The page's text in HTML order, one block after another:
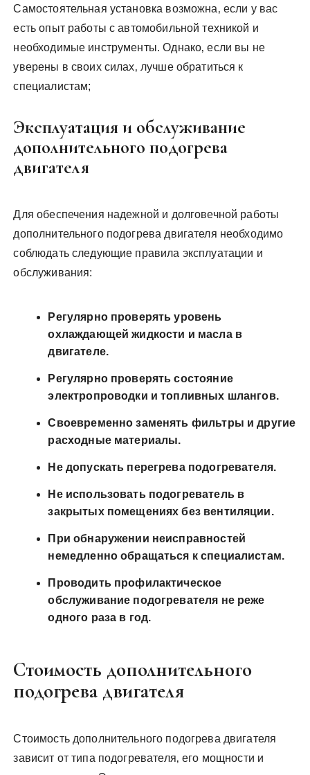
Самостоятельная установка возможна‚ если у вас
есть опыт работы с автомобильной техникой и
необходимые инструменты. Однако‚ если вы не
уверены в своих силах‚ лучше обратиться к
специалистам;
Эксплуатация и обслуживание
дополнительного подогрева
двигателя
Для обеспечения надежной и долговечной работы
дополнительного подогрева двигателя необходимо
соблюдать следующие правила эксплуатации и
обслуживания:
Регулярно проверять уровень
охлаждающей жидкости и масла в
двигателе.
Регулярно проверять состояние
электропроводки и топливных шлангов.
Своевременно заменять фильтры и другие
расходные материалы.
Не допускать перегрева подогревателя.
Не использовать подогреватель в
закрытых помещениях без вентиляции.
При обнаружении неисправностей
немедленно обращаться к специалистам.
Проводить профилактическое
обслуживание подогревателя не реже
одного раза в год.
Стоимость дополнительного
подогрева двигателя
Стоимость дополнительного подогрева двигателя
зависит от типа подогревателя‚ его мощности и